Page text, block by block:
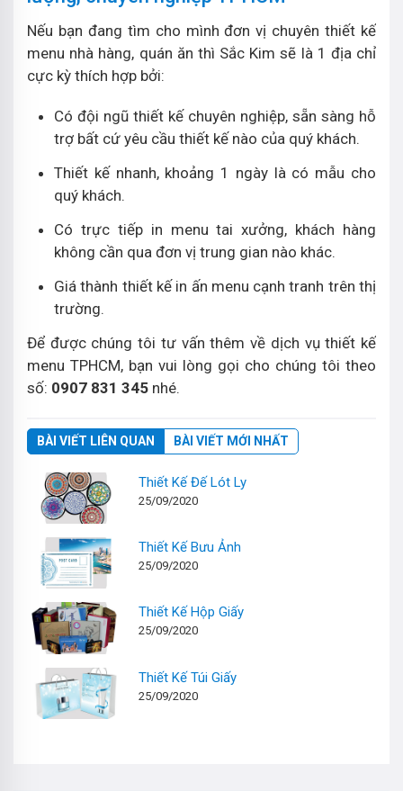
Nếu bạn đang tìm cho mình đơn vị chuyên thiết kế
menu nhà hàng, quán ăn thì Sắc Kim sẽ là 1 địa chỉ
cực kỳ thích hợp bởi:
Có đội ngũ thiết kế chuyên nghiệp, sẵn sàng hỗ
trợ bất cứ yêu cầu thiết kế nào của quý khách.
Thiết kế nhanh, khoảng 1 ngày là có mẫu cho
quý khách.
Có trực tiếp in menu tai xưởng, khách hàng
không cần qua đơn vị trung gian nào khác.
Giá thành thiết kế in ấn menu cạnh tranh trên thị
trường.
Để được chúng tôi tư vấn thêm về dịch vụ thiết kế
menu TPHCM, bạn vui lòng gọi cho chúng tôi theo
số: 0907 831 345 nhé.
BÀI VIẾT LIÊN QUAN BÀI VIẾT MỚI NHẤT
Thiết Kế Đế Lót Ly
25/09/2020
Thiết Kế Bưu Ảnh
25/09/2020
Thiết Kế Hộp Giấy
25/09/2020
Thiết Kế Túi Giấy
25/09/2020